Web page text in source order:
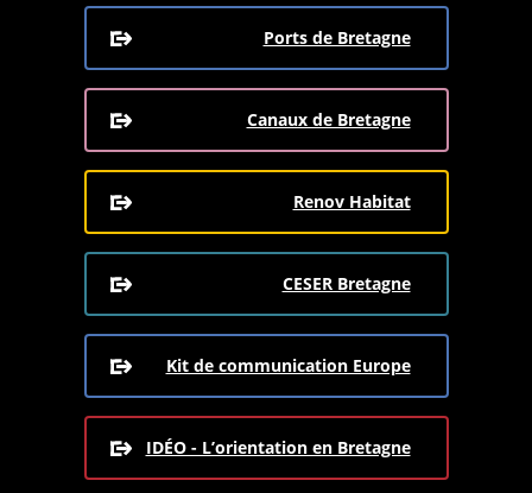
Ports de Bretagne
Canaux de Bretagne
Renov Habitat
CESER Bretagne
Kit de communication Europe
IDÉO - L’orientation en Bretagne